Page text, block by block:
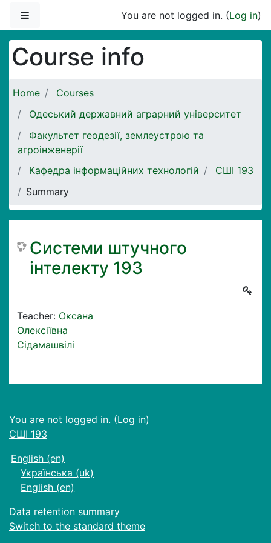
You are not logged in. (Log in)
Course info
Home
Courses
Одеський державний аграрний університет
Факультет геодезії, землеустрою та
агроінженерії
Кафедра інформаційних технологій
СШІ 193
Summary
Системи штучного
інтелекту 193
Teacher: Оксана
Олексіївна
Сідамашвілі
You are not logged in. (Log in)
СШІ 193
English ‎(en)‎
Українська ‎(uk)‎
English ‎(en)‎
Data retention summary
Switch to the standard theme